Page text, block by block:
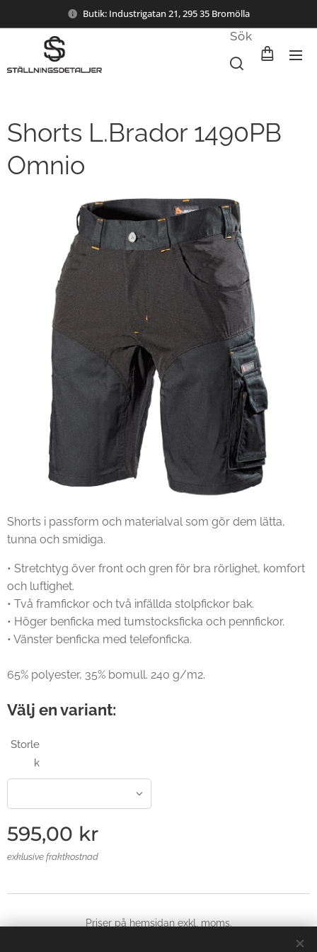
Butik: Industrigatan 21, 295 35 Bromölla
Sök
Shorts L.Brador 1490PB
Omnio
Shorts i passform och materialval som gör dem lätta,
tunna och smidiga.
• Stretchtyg över front och gren för bra rörlighet, komfort
och luftighet.
• Två framfickor och två infällda stolpfickor bak.
• Höger benficka med tumstocksficka och pennfickor.
• Vänster benficka med telefonficka.
65% polyester, 35% bomull. 240 g/m2.
Välj en variant:
Storle
k
595,00 kr
exklusive fraktkostnad
Priser på hemsidan exkl, moms.